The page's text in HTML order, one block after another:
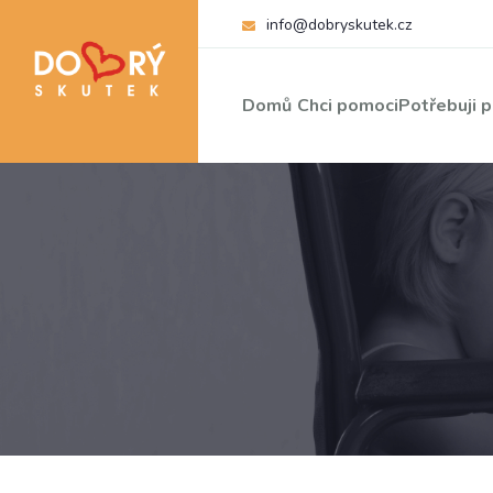
info@dobryskutek.cz
Domů Chci pomociPotřebuji